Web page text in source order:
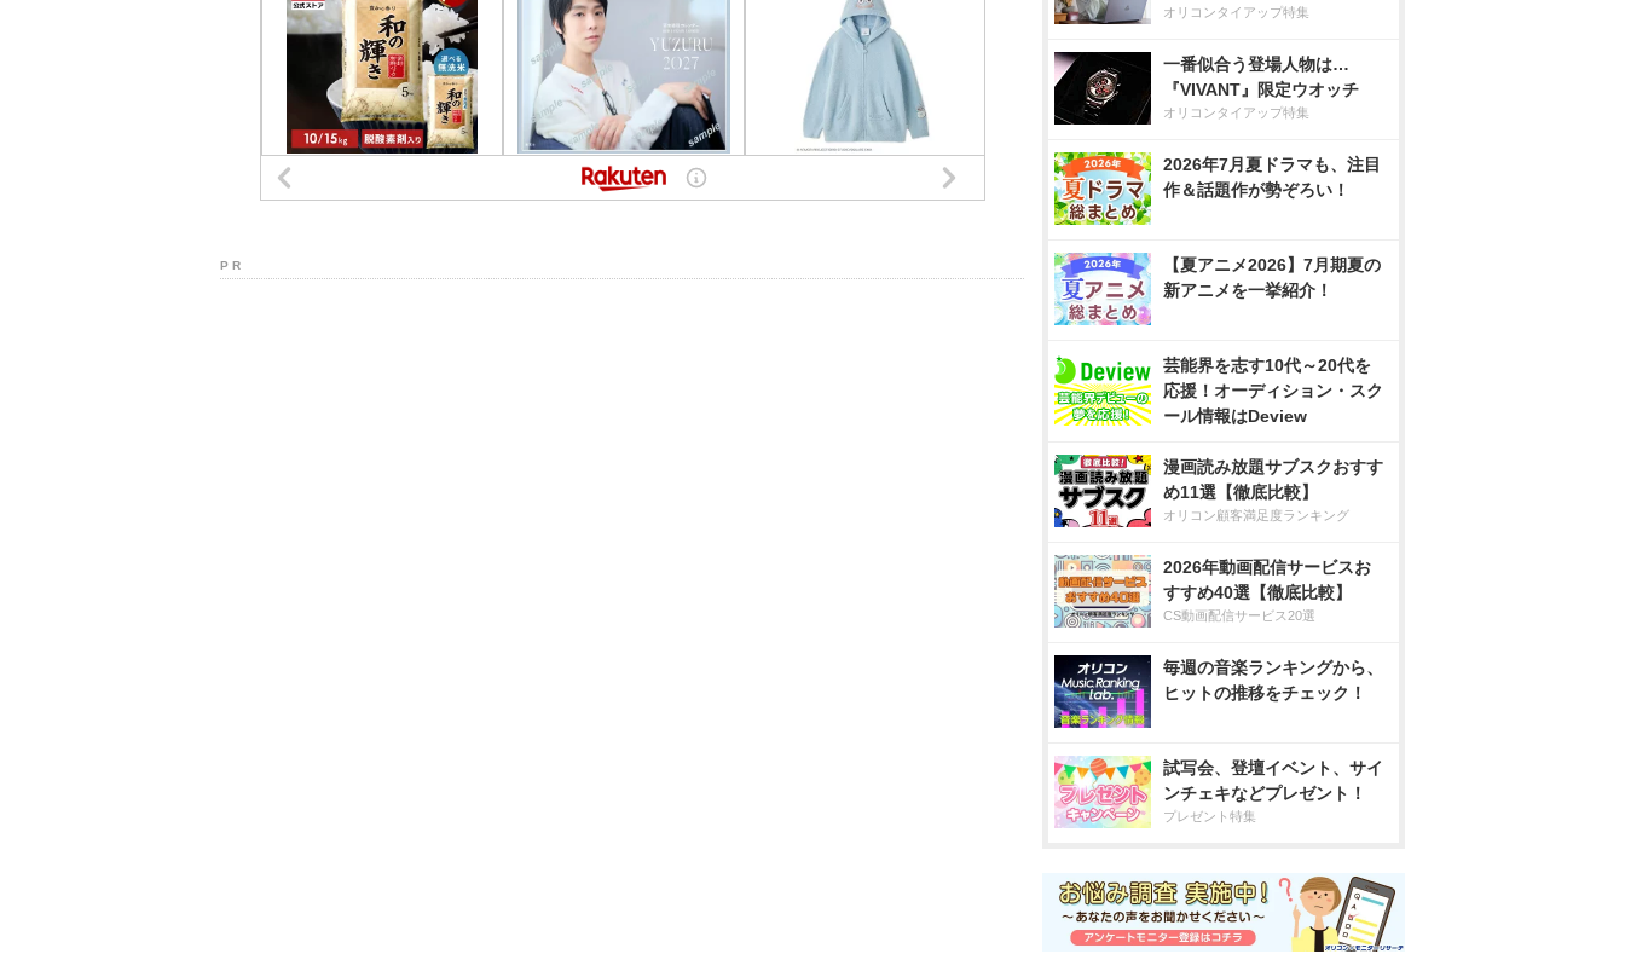
P R
オリコンタイアップ特集
一番似合う登場人物は…
『VIVANT』限定ウオッチ
オリコンタイアップ特集
2026年7月夏ドラマも、注目
作＆話題作が勢ぞろい！
【夏アニメ2026】7月期夏の
新アニメを一挙紹介！
芸能界を志す10代～20代を
応援！オーディション・スク
ール情報はDeview
漫画読み放題サブスクおすす
め11選【徹底比較】
オリコン顧客満足度ランキング
2026年動画配信サービスお
すすめ40選【徹底比較】
CS動画配信サービス20選
毎週の音楽ランキングから、
ヒットの推移をチェック！
試写会、登壇イベント、サイ
ンチェキなどプレゼント！
プレゼント特集